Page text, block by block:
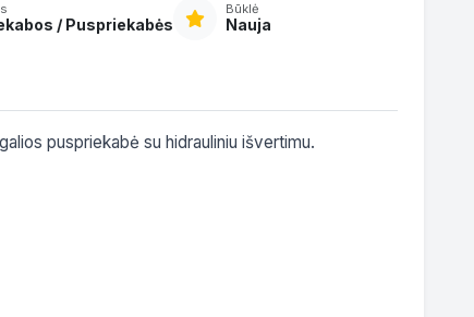
/ Puspriekabės
Būklė
Nauja
puspriekabė su hidrauliniu išvertimu.